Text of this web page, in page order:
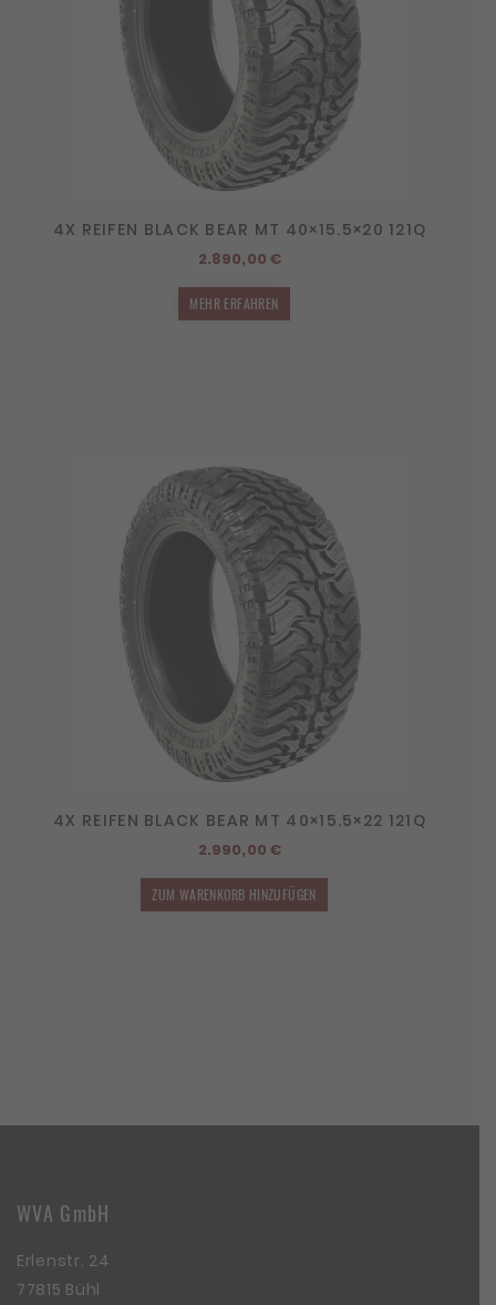
4X REIFEN BLACK BEAR MT 40×15.5×20 121Q
2.890,00€
MEHR ERFAHREN
4X REIFEN BLACK BEAR MT 40×15.5×22 121Q
2.990,00€
ZUM WARENKORB HINZUFÜGEN
WVA GmbH
Erlenstr. 24
77815 Bühl